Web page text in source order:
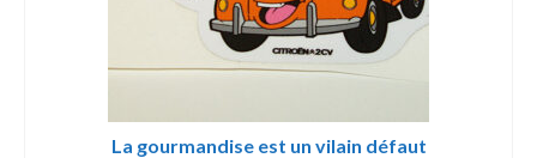
La gourmandise est un vilain défaut